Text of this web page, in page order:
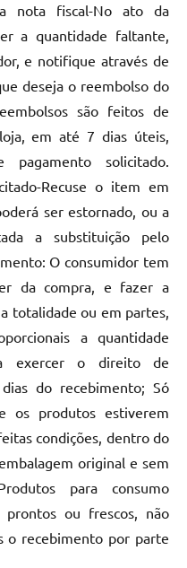
nota fiscal-No ato da
a quantidade faltante,
e notifique através de
deseja o reembolso do
são feitos de
em até 7 dias úteis,
solicitado.
Recuse o item em
ser estornado, ou a
a substituição pelo
O consumidor tem
da compra, e fazer a
totalidade ou em partes,
a quantidade
exercer o direito de
do recebimento; Só
os produtos estiverem
condições, dentro do
original e sem
para consumo
prontos ou frescos, não
o recebimento por parte